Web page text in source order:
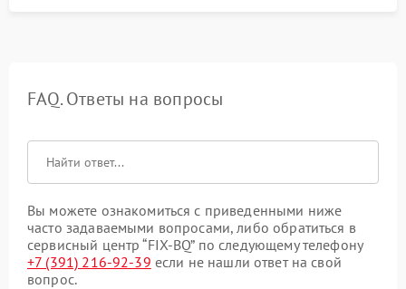
FAQ. Ответы на вопросы
Вы можете ознакомиться с приведенными ниже
часто задаваемыми вопросами, либо обратиться в
сервисный центр “FIX-BQ” по следующему телефону
+7 (391) 216-92-39 если не нашли ответ на свой
вопрос.